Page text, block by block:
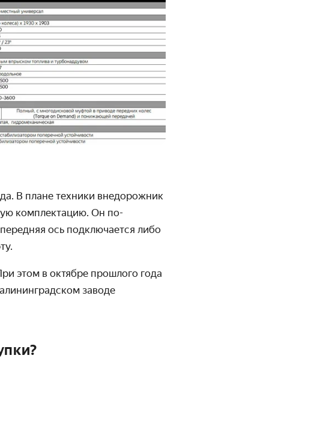
В плане техники внедорожник
комплектацию. Он по-
ось подключается либо
этом в октябре прошлого года
заводе